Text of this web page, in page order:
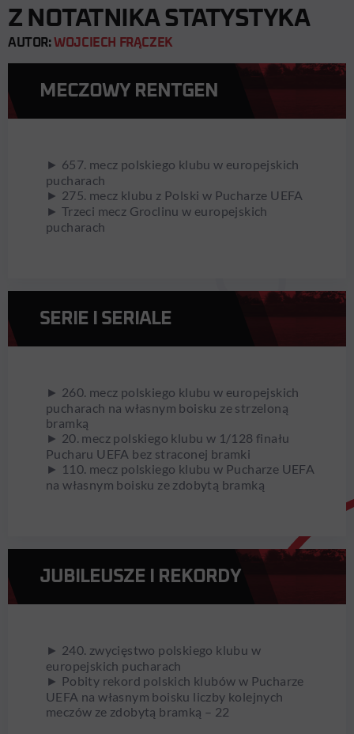
Z NOTATNIKA STATYSTYKA
AUTOR: WOJCIECH FRĄCZEK
MECZOWY RENTGEN
► 657. mecz polskiego klubu w europejskich
pucharach
► 275. mecz klubu z Polski w Pucharze UEFA
► Trzeci mecz Groclinu w europejskich
pucharach
SERIE I SERIALE
► 260. mecz polskiego klubu w europejskich
pucharach na własnym boisku ze strzeloną
bramką
► 20. mecz polskiego klubu w 1/128 finału
Pucharu UEFA bez straconej bramki
► 110. mecz polskiego klubu w Pucharze UEFA
na własnym boisku ze zdobytą bramką
JUBILEUSZE I REKORDY
► 240. zwycięstwo polskiego klubu w
europejskich pucharach
► Pobity rekord polskich klubów w Pucharze
UEFA na własnym boisku liczby kolejnych
meczów ze zdobytą bramką – 22